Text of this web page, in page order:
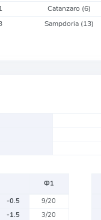
Catanzaro (6)
Sampdoria (13)
Ф1
-0.5
9/20
-1.5
3/20